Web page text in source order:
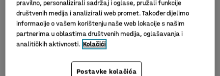
Vrsta računa
Poslovni
Privatni
ID broj firme*
pravilno, personalizirali sadržaj i oglase, pružali funkcije
društvenih medija i analizirali web promet. Također dijelimo
informacije o vašem korištenju naše web lokacije s našim
partnerima u oblastima društvenih medija, oglašavanja i
analitičkih aktivnosti. Kolačići
Postavke kolačića